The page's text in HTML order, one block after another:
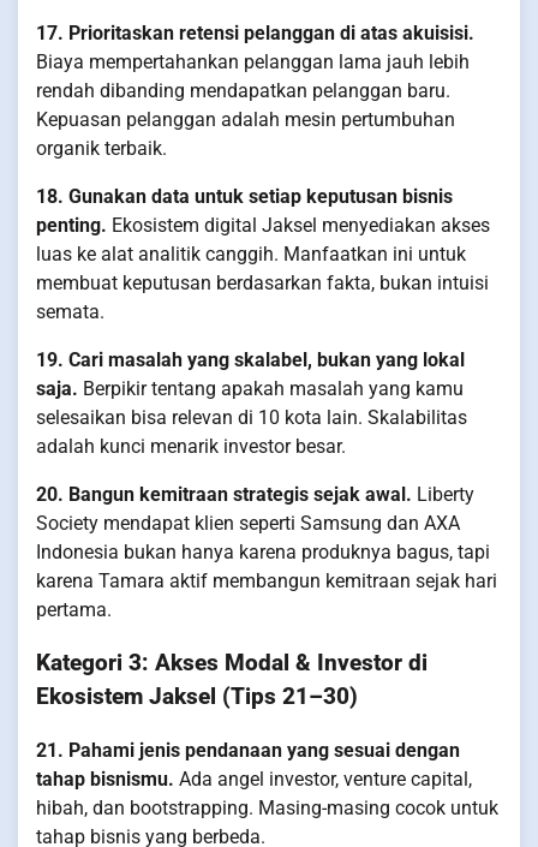
17. Prioritaskan retensi pelanggan di atas akuisisi.
Biaya mempertahankan pelanggan lama jauh lebih
rendah dibanding mendapatkan pelanggan baru.
Kepuasan pelanggan adalah mesin pertumbuhan
organik terbaik.
18. Gunakan data untuk setiap keputusan bisnis
penting. Ekosistem digital Jaksel menyediakan akses
luas ke alat analitik canggih. Manfaatkan ini untuk
membuat keputusan berdasarkan fakta, bukan intuisi
semata.
19. Cari masalah yang skalabel, bukan yang lokal
saja. Berpikir tentang apakah masalah yang kamu
selesaikan bisa relevan di 10 kota lain. Skalabilitas
adalah kunci menarik investor besar.
20. Bangun kemitraan strategis sejak awal. Liberty
Society mendapat klien seperti Samsung dan AXA
Indonesia bukan hanya karena produknya bagus, tapi
karena Tamara aktif membangun kemitraan sejak hari
pertama.
Kategori 3: Akses Modal & Investor di
Ekosistem Jaksel (Tips 21–30)
21. Pahami jenis pendanaan yang sesuai dengan
tahap bisnismu. Ada angel investor, venture capital,
hibah, dan bootstrapping. Masing-masing cocok untuk
tahap bisnis yang berbeda.